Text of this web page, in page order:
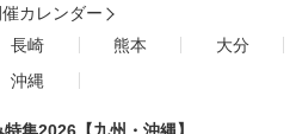
カレンダー
長崎 熊本
大分
沖縄